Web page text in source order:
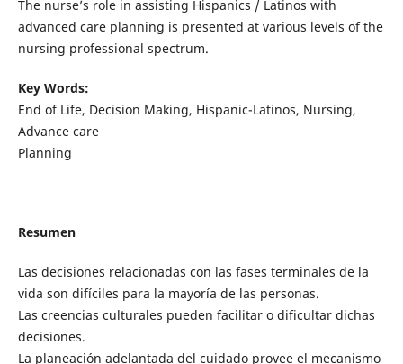
The nurse’s role in assisting Hispanics / Latinos with
advanced care planning is presented at various levels of the
nursing professional spectrum.
Key Words:
End of Life, Decision Making, Hispanic-Latinos, Nursing,
Advance care
Planning
Resumen
Las decisiones relacionadas con las fases terminales de la
vida son difíciles para la mayoría de las personas.
Las creencias culturales pueden facilitar o dificultar dichas
decisiones.
La planeación adelantada del cuidado provee el mecanismo